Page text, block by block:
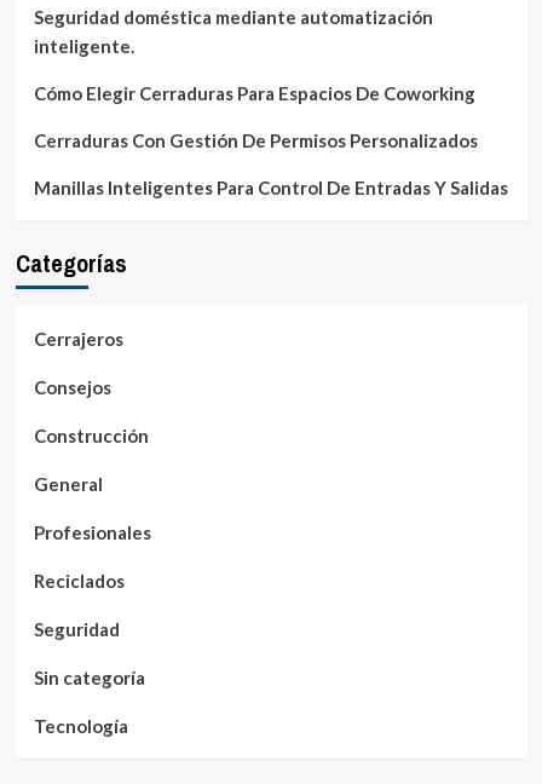
Seguridad doméstica mediante automatización
inteligente.
Cómo Elegir Cerraduras Para Espacios De Coworking
Cerraduras Con Gestión De Permisos Personalizados
Manillas Inteligentes Para Control De Entradas Y Salidas
Categorías
Cerrajeros
Consejos
Construcción
General
Profesionales
Reciclados
Seguridad
Sin categoría
Tecnología